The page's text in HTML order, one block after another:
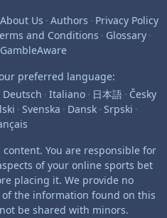
About Us · Authors · Privacy Policy
and Conditions · Glossary ·
GambleAware
preferred language:
Deutsch · Italiano · 日本語 · Česky
· Svenska · Dansk · Srpski ·
You are responsible for
of your online sports bet
placing it. We provide no
the information found on this
be shared with minors.